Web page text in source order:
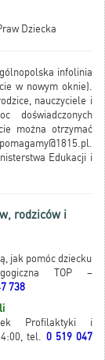
Dziecka
infolinia
w nowym oknie).
nauczyciele i
doświadczonych
można otrzymać
Edukacji i
rodziców i
jak pomóc dziecku
TOP –
738
Profilaktyki i
tel. 0 519 047